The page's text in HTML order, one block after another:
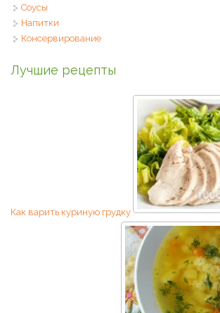
Соусы
Напитки
Консервирование
Лучшие рецепты
Как варить куриную грудку